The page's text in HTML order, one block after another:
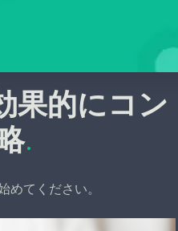
果的にコン
.
てください。